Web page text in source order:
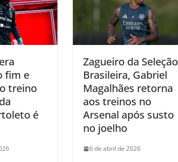
fim e
treino
é
Zagueiro da Seleção
Brasileira, Gabriel
Magalhães retorna
aos treinos no
Arsenal após susto
no joelho
6 de abril de 2026